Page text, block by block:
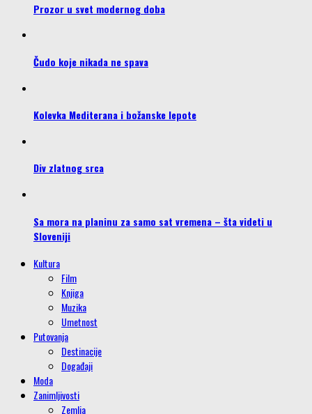
Prozor u svet modernog doba
Čudo koje nikada ne spava
Kolevka Mediterana i božanske lepote
Div zlatnog srca
Sa mora na planinu za samo sat vremena – šta videti u
Sloveniji
Kultura
Film
Knjiga
Muzika
Umetnost
Putovanja
Destinacije
Događaji
Moda
Zanimljivosti
Zemlja